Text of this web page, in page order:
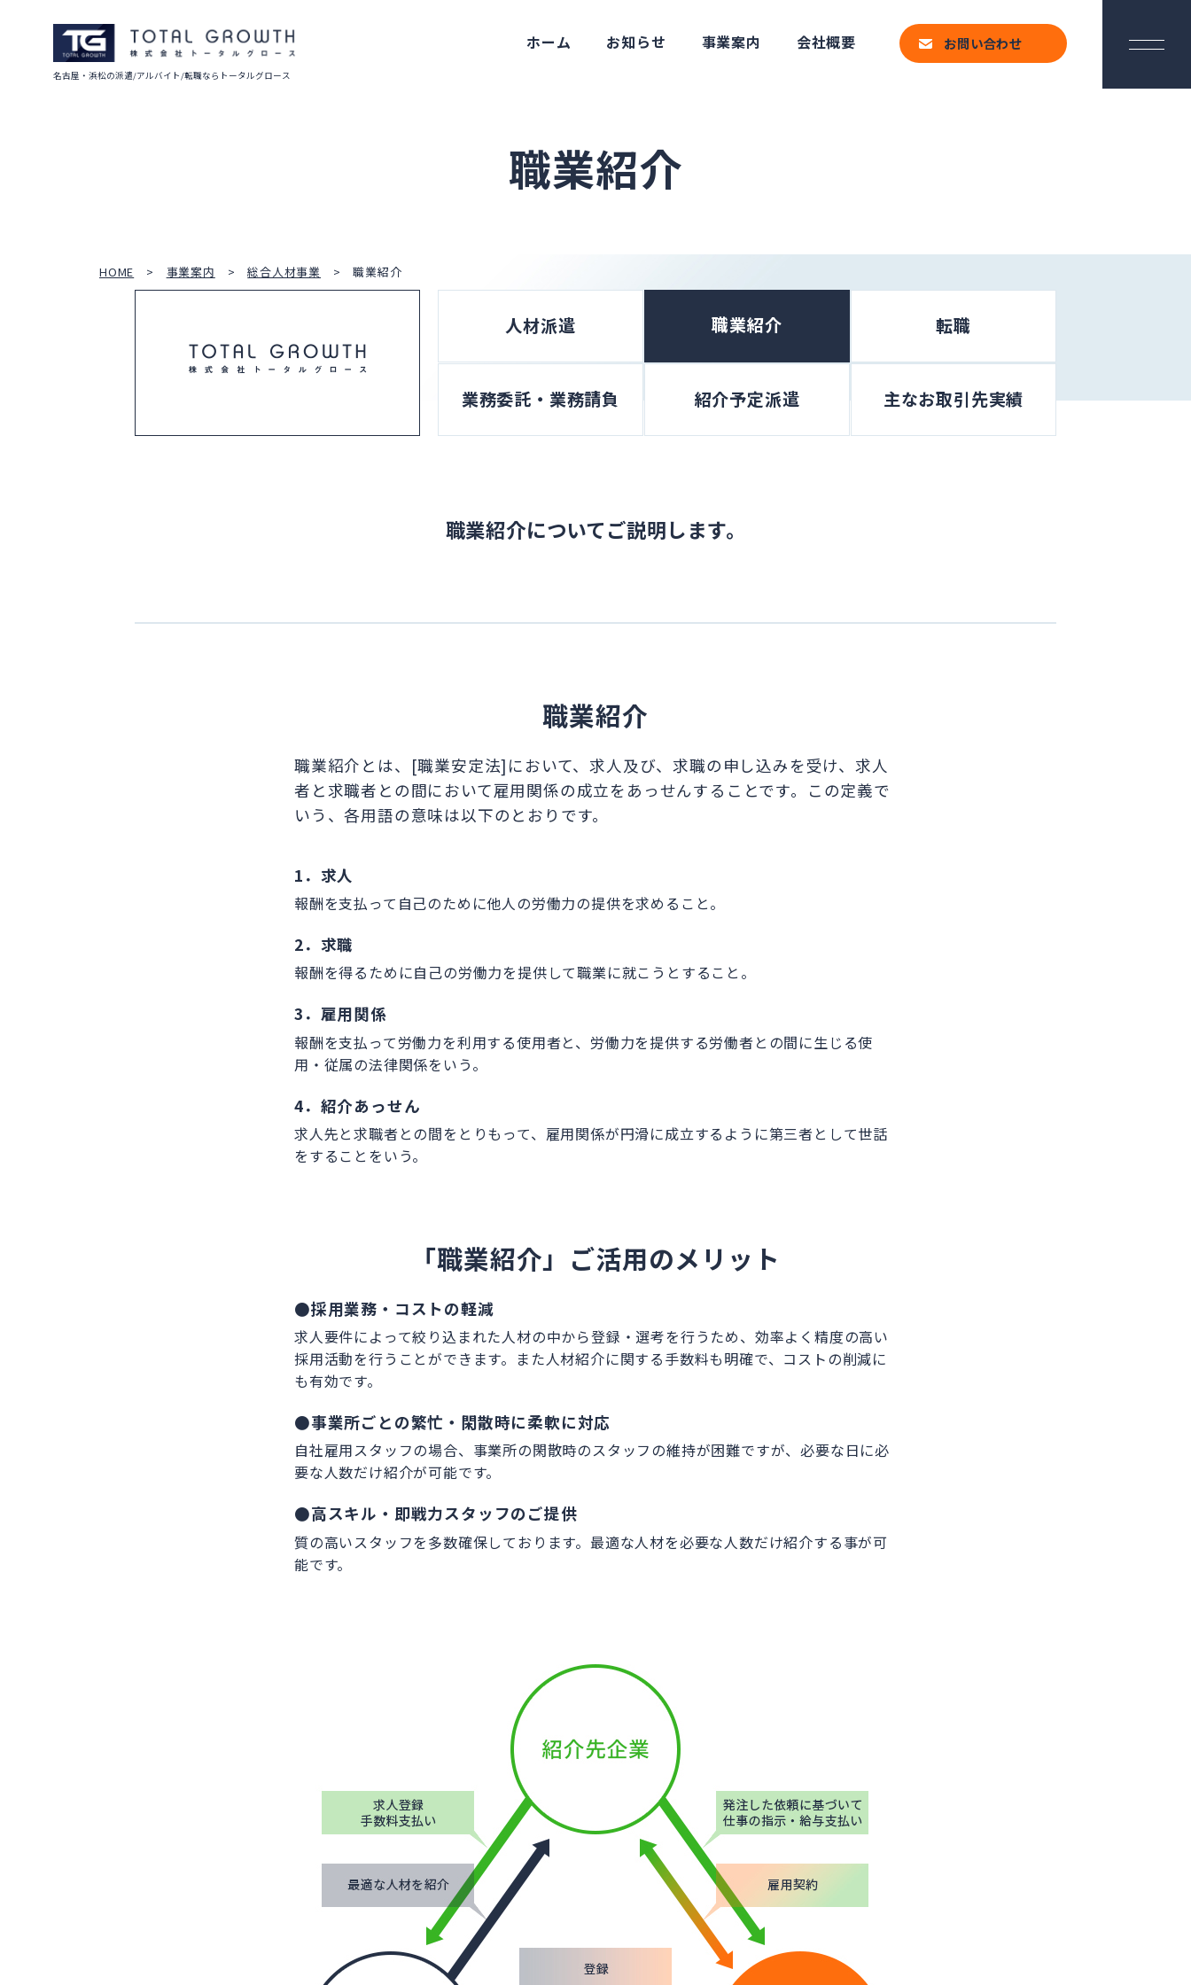
名古屋・浜松の派遣/アルバイト/転職ならトータルグロース
ホーム お知らせ 事業案内 会社概要 お問い合わせ
職業紹介
HOME 事業案内 総合人材事業 職業紹介
人材派遣 職業紹介 転職
業務委託・ 業務請負 紹介予定派遣 主なお取引先実績
職業紹介についてご説明します。
職業紹介
職業紹介とは、[職業安定法]において、求人及び、求職の申し込みを受け、求人
者と求職者との間において雇用関係の成立をあっせんすることです。この定義で
いう、各用語の意味は以下のとおりです。
1．求人
報酬を支払って自己のために他人の労働力の提供を求めること。
2．求職
報酬を得るために自己の労働力を提供して職業に就こうとすること。
3．雇用関係
報酬を支払って労働力を利用する使用者と、労働力を提供する労働者との間に生じる使
用・従属の法律関係をいう。
4．紹介あっせん
求人先と求職者との間をとりもって、雇用関係が円滑に成立するように第三者として世話
をすることをいう。
「職業紹介」ご活用のメリット
●採用業務・コストの軽減
求人要件によって絞り込まれた人材の中から登録・選考を行うため、効率よく精度の高い
採用活動を行うことができます。また人材紹介に関する手数料も明確で、コストの削減に
も有効です。
●事業所ごとの繁忙・閑散時に柔軟に対応
自社雇用スタッフの場合、事業所の閑散時のスタッフの維持が困難ですが、必要な日に必
要な人数だけ紹介が可能です。
●高スキル・即戦力スタッフのご提供
質の高いスタッフを多数確保しております。最適な人材を必要な人数だけ紹介する事が可
能です。